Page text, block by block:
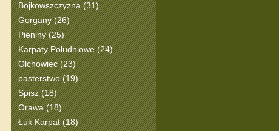
Bojkowszczyzna (31)
Gorgany (26)
Pieniny (25)
Karpaty Południowe (24)
Olchowiec (23)
pasterstwo (19)
Spisz (18)
Orawa (18)
Łuk Karpat (18)